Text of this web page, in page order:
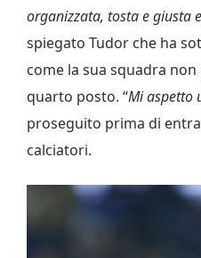
organizzata, tosta e giusta
spiegato Tudor che ha
come la sua squadra
quarto posto. “Mi aspetto
proseguito prima di
calciatori.